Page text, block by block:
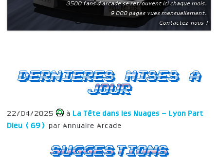
3500 fans d'arcade se retrouvent ici chaque mois.
9 000 pages vues mensuellement.
Contactez-nous !
Suggestions
Dernieres mises a
jour
22/04/2025 à La Tête dans les Nuages – Lyon Part
Dieu (69)
par Annuaire Arcade